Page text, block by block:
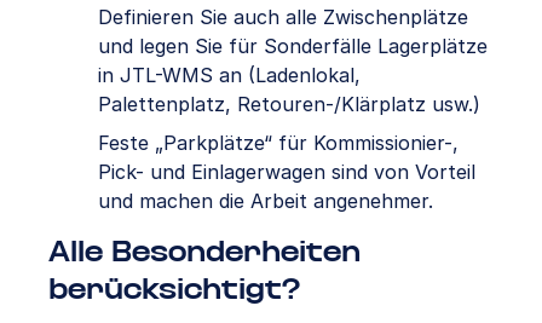
Definieren Sie auch alle Zwischenplätze
und legen Sie für Sonderfälle Lagerplätze
in JTL-WMS an (Ladenlokal,
Palettenplatz, Retouren-/Klärplatz usw.)
Feste „Parkplätze“ für Kommissionier-,
Pick- und Einlagerwagen sind von Vorteil
und machen die Arbeit angenehmer.
Alle Besonderheiten
berücksichtigt?